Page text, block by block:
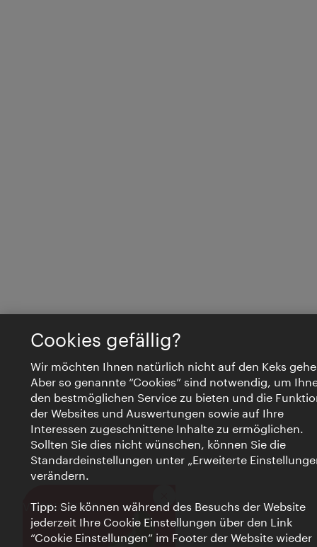
VIENNA BITES Schließen
Cookies gefällig?
Wir möchten Ihnen natürlich nicht auf den Keks
Aber so genannte “Cookies” sind notwendig, um
den bestmöglichen Service zu bieten und die
der Websites und Auswertungen sowie auf Ihre
Interessen zugeschnittene Inhalte zu ermöglichen.
Sollten Sie dies nicht wünschen, können Sie die
Standardeinstellungen unter „Erweiterte
verändern.
Tipp: Sie können während des Besuchs der Website
jederzeit Ihre Cookie Einstellungen über den Link
“Cookie Einstellungen” im Footer der Website wieder